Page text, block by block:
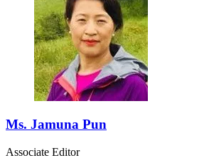
Ms. Jamuna Pun
Associate Editor